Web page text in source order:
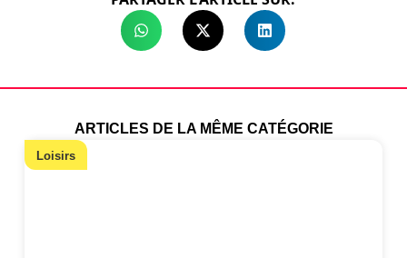
ARTICLES DE LA MÊME CATÉGORIE
Loisirs